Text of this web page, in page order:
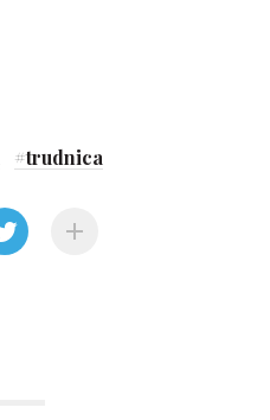
#trudnica